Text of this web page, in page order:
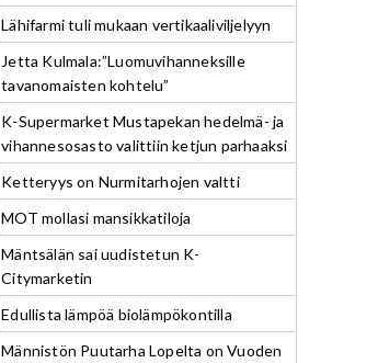
Lähifarmi tuli mukaan vertikaaliviljelyyn
Jetta Kulmala:”Luomuvihanneksille
tavanomaisten kohtelu”
K-Supermarket Mustapekan hedelmä- ja
vihannesosasto valittiin ketjun parhaaksi
Ketteryys on Nurmitarhojen valtti
MOT mollasi mansikkatiloja
Mäntsälän sai uudistetun K-
Citymarketin
Edullista lämpöä biolämpökontilla
Männistön Puutarha Lopelta on Vuoden